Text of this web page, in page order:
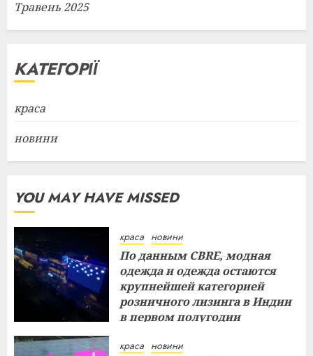
Травень 2025
КАТЕГОРІЇ
краса
новини
YOU MAY HAVE MISSED
краса новини
По данным CBRE, модная
одежда и одежда остаются
крупнейшей категорией
розничного лизинга в Индии
в первом полугодии
краса новини